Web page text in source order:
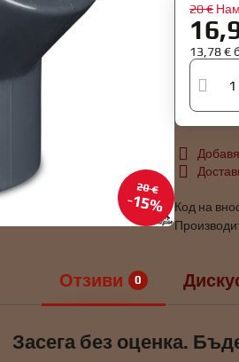
20 €
15%
20 €
13,78 €
Код на
Отзиви 0
Засега без оценка.